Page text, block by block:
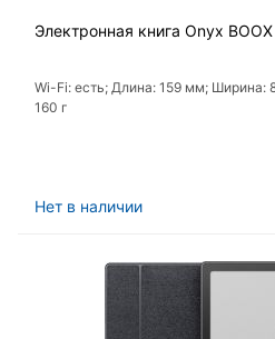
Электронная книга Onyx
Wi-Fi: есть; Длина: 159 мм;
160 г
Нет в наличии